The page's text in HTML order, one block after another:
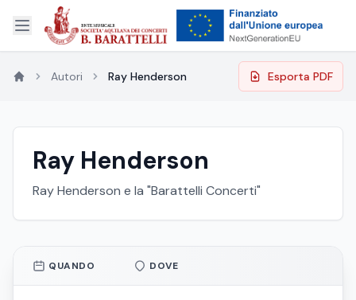
Autori Ray Henderson Esporta PDF
Ray Henderson
Ray Henderson e la "Barattelli Concerti"
QUANDO DOVE